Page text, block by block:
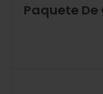
Paquete De